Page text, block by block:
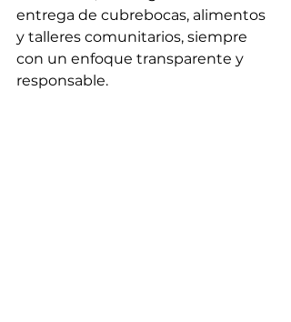
entrega de cubrebocas, alimentos
y talleres comunitarios, siempre
con un enfoque transparente y
responsable.